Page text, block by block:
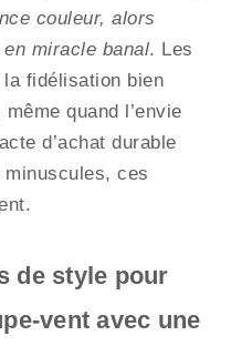
couleur, alors
en miracle banal. Les
fidélisation bien
quand l’envie
d’achat durable
minuscules, ces
de style pour
vent avec une